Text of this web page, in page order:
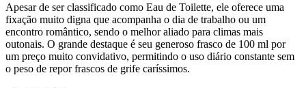
Apesar de ser classificado como Eau de Toilette, ele oferece uma
fixação muito digna que acompanha o dia de trabalho ou um
encontro romântico, sendo o melhor aliado para climas mais
outonais. O grande destaque é seu generoso frasco de 100 ml por
um preço muito convidativo, permitindo o uso diário constante sem
o peso de repor frascos de grife caríssimos.